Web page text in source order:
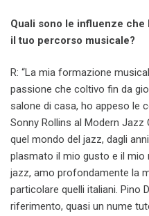
Quali sono le influenze che
il tuo percorso musicale?
R: “La mia formazione
passione che coltivo fin da
salone di casa, ho appeso le
Sonny Rollins al Modern Jazz
quel mondo del jazz, dagli anni
plasmato il mio gusto e il
jazz, amo profondamente la
particolare quelli italiani. Pino
riferimento, quasi un nume